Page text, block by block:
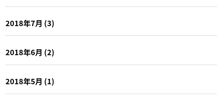
2018年7月 (3)
2018年6月 (2)
2018年5月 (1)